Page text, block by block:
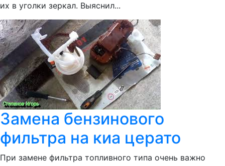
их в уголки зеркал. Выяснил...
Замена бензинового
фильтра на киа церато
При замене фильтра топливного типа очень важно